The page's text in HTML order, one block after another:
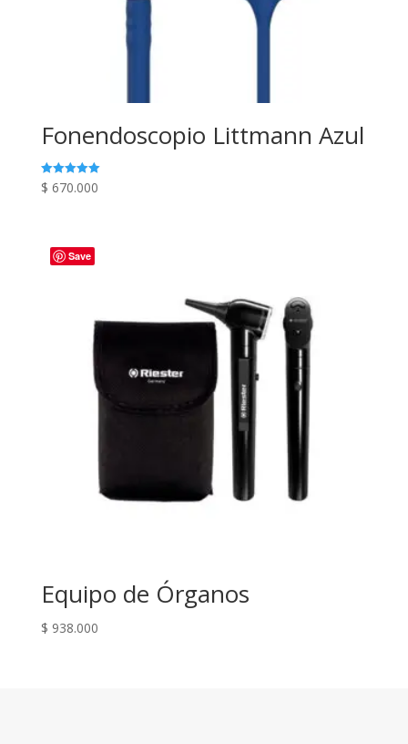
Fonendoscopio Littmann Azul
Valorado en
5.00
$ 670.000
Save
Equipo de Órganos
$ 938.000